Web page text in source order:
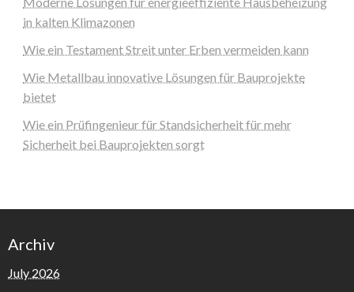
in kalten Klimazonen
Wie ein Testament Streit unter Erben vermeiden kann
Wie Metallbau innovative Lösungen für Bauprojekte
bietet
Wie ein Prüfingenieur für Standsicherheit für mehr
Sicherheit bei Bauprojekten sorgt
Archiv
July 2026